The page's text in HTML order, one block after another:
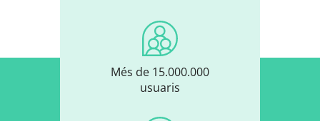
Més de 15.000.000
usuaris